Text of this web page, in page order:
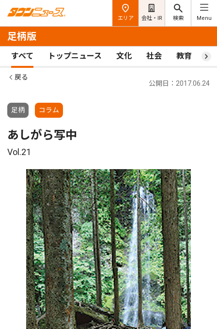
エリア 会社・IR 検索 Menu
足柄版
すべて トップニュース 文化 社会 教育 ス
戻る
足柄 コラム
公開日：2017.06.24
あしがら写中
Vol.21